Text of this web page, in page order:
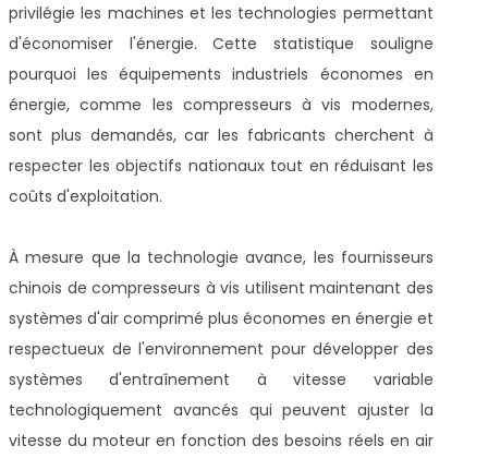
privilégie les machines et les technologies permettant
d'économiser l'énergie. Cette statistique souligne
pourquoi les équipements industriels économes en
énergie, comme les compresseurs à vis modernes,
sont plus demandés, car les fabricants cherchent à
respecter les objectifs nationaux tout en réduisant les
coûts d'exploitation.
À mesure que la technologie avance, les fournisseurs
chinois de compresseurs à vis utilisent maintenant des
systèmes d'air comprimé plus économes en énergie et
respectueux de l'environnement pour développer des
systèmes d'entraînement à vitesse variable
technologiquement avancés qui peuvent ajuster la
vitesse du moteur en fonction des besoins réels en air